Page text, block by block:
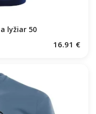
lyžiar 50
16.91 €